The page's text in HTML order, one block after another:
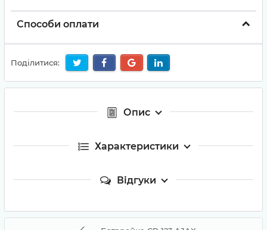
Способи оплати
Поділитися:
Опис
Характеристики
Відгуки